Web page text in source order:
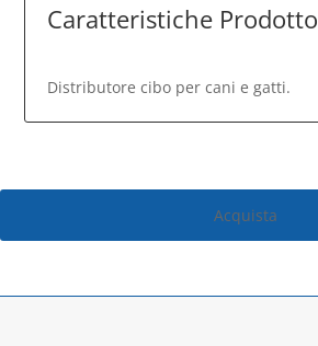
Caratteristiche Prodotto
Distributore cibo per cani e gatti.
Acquista